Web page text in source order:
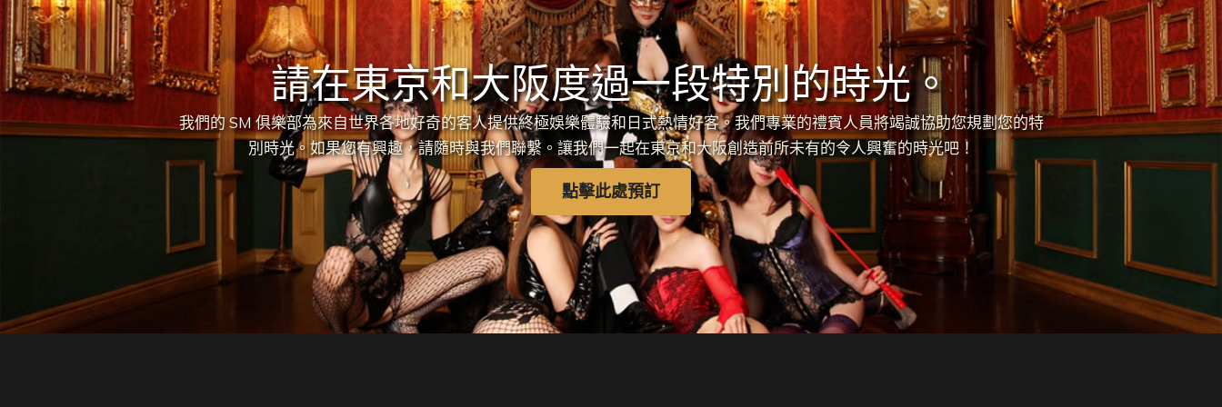
請在東京和大阪度過一段特別的時光。
我們的 SM 俱樂部為來自世界各地好奇的客人提供終極娛樂體驗和日式熱情好客。我們專業的禮賓人員將竭誠協助您規劃您的特
別時光。如果您有興趣，請隨時與我們聯繫。讓我們一起在東京和大阪創造前所未有的令人興奮的時光吧！
點擊此處預訂